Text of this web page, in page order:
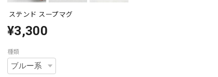
ステンド スープマグ
¥3,300
種類